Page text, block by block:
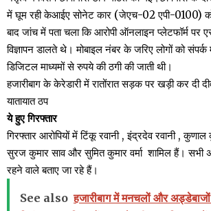
में घूम रही केआईए सोनेट कार (जेएच-02 एपी-0100)
बाद जांच में पता चला कि आरोपी ऑनलाइन प्लेटफॉर्म पर
विज्ञापन डालते थे। मोबाइल नंबर के जरिए लोगों को
डिजिटल माध्यमों से रुपये की ठगी की जाती थी।
हजारीबाग के केरेडारी में रातोंरात सड़क पर खड़ी कर दी
यातायात ठप
ये हुए गिरफ्तार
गिरफ्तार आरोपियों में टिंकू रवानी , इंद्रदेव रवानी ,
सुरज कुमार साव और सुमित कुमार वर्मा शामिल हैं।
रहने वाले बताए जा रहे हैं।
See also हजारीबाग में मनचलों और